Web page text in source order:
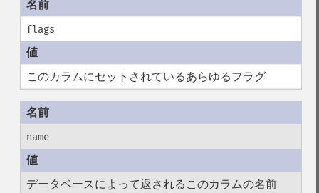
flags
このカラムにセットされているあらゆるフラグ
name
データベースによって返されるこのカラムの名前